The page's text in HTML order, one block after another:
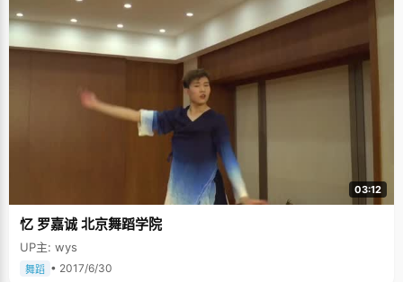
03:12
忆 罗嘉诚 北京舞蹈学院
UP主: wys
舞蹈 • 2017/6/30